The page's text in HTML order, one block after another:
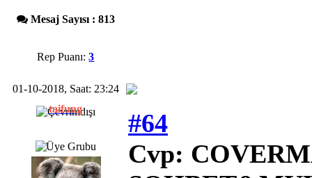
Mesaj Sayısı : 813
Rep Puanı:3
01-10-2018, Saat: 23:24
taifung
#64
Cvp: